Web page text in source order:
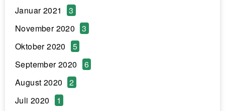
Januar 2021
3
November 2020
3
Oktober 2020
5
September 2020
6
August 2020
2
Juli 2020
1